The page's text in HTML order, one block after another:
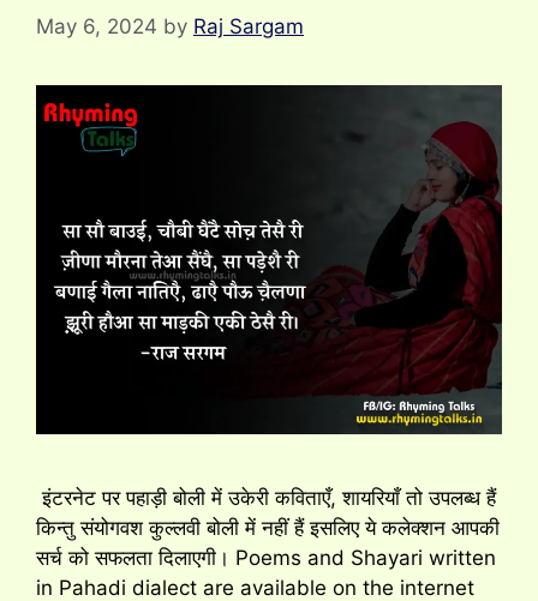
May 6, 2024 by Raj Sargam
इंटरनेट पर पहाड़ी बोली में उकेरी कविताएँ, शायरियाँ तो उपलब्ध हैं
किन्तु संयोगवश कुल्लवी बोली में नहीं हैं इसलिए ये कलेक्शन आपकी
सर्च को सफलता दिलाएगी। Poems and Shayari written
in Pahadi dialect are available on the internet